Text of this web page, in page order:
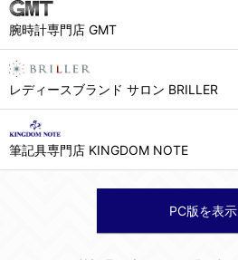
腕時計専門店 GMT
レディースブランド サロン BRILLER
筆記具専門店 KINGDOM NOTE
PC版を表示